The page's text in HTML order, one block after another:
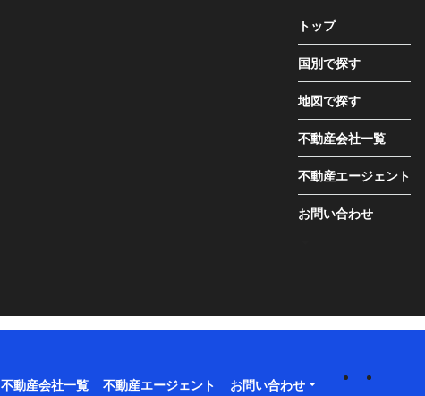
トップ
国別で探す
地図で探す
不動産会社一覧
不動産エージェント
お問い合わせ
不動産会社一覧 不動産エージェント お問い合わせ